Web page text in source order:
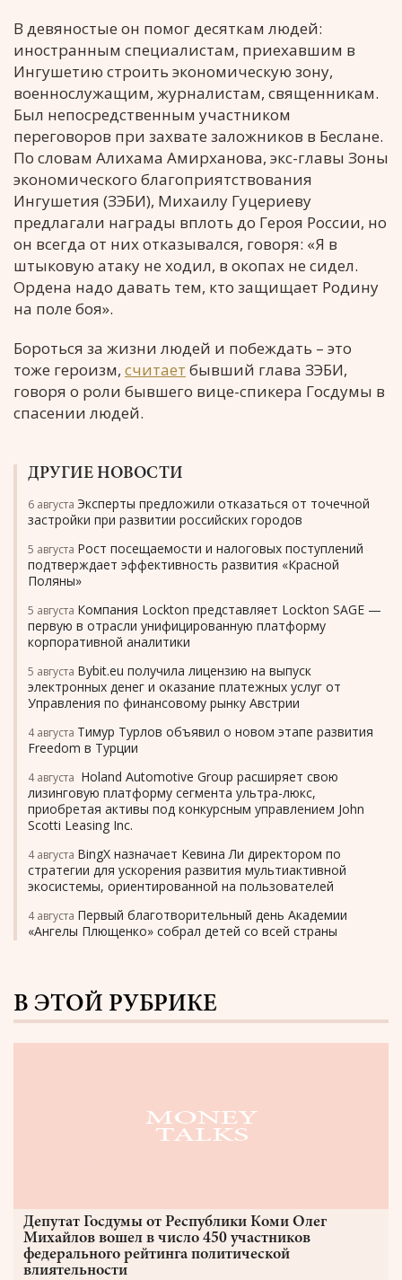
В девяностые он помог десяткам людей:
иностранным специалистам, приехавшим в
Ингушетию строить экономическую зону,
военнослужащим, журналистам, священникам.
Был непосредственным участником
переговоров при захвате заложников в Беслане.
По словам Алихама Амирханова, экс-главы Зоны
экономического благоприятствования
Ингушетия (ЗЭБИ), Михаилу Гуцериеву
предлагали награды вплоть до Героя России, но
он всегда от них отказывался, говоря: «Я в
штыковую атаку не ходил, в окопах не сидел.
Ордена надо давать тем, кто защищает Родину
на поле боя».
Бороться за жизни людей и побеждать – это
тоже героизм, считает бывший глава ЗЭБИ,
говоря о роли бывшего вице-спикера Госдумы в
спасении людей.
ДРУГИЕ НОВОСТИ
6 августа Эксперты предложили отказаться от точечной
застройки при развитии российских городов
5 августа Рост посещаемости и налоговых поступлений
подтверждает эффективность развития «Красной
Поляны»
5 августа Компания Lockton представляет Lockton SAGE —
первую в отрасли унифицированную платформу
корпоративной аналитики
5 августа Bybit.eu получила лицензию на выпуск
электронных денег и оказание платежных услуг от
Управления по финансовому рынку Австрии
4 августа Тимур Турлов объявил о новом этапе развития
Freedom в Турции
4 августа Holand Automotive Group расширяет свою
лизинговую платформу сегмента ультра-люкс,
приобретая активы под конкурсным управлением John
Scotti Leasing Inc.
4 августа BingX назначает Кевина Ли директором по
стратегии для ускорения развития мультиактивной
экосистемы, ориентированной на пользователей
4 августа Первый благотворительный день Академии
«Ангелы Плющенко» собрал детей со всей страны
В ЭТОЙ РУБРИКЕ
Депутат Госдумы от Республики Коми Олег
Михайлов вошел в число 450 участников
федерального рейтинга политической
влиятельности